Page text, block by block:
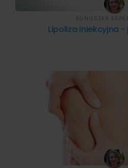
Lipoliza iniekcyjna -
AGNIESZKA